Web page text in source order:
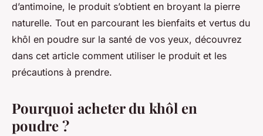
d’antimoine, le produit s’obtient en broyant la pierre
naturelle. Tout en parcourant les bienfaits et vertus du
khôl en poudre sur la santé de vos yeux, découvrez
dans cet article comment utiliser le produit et les
précautions à prendre.
Pourquoi acheter du khôl en
poudre ?